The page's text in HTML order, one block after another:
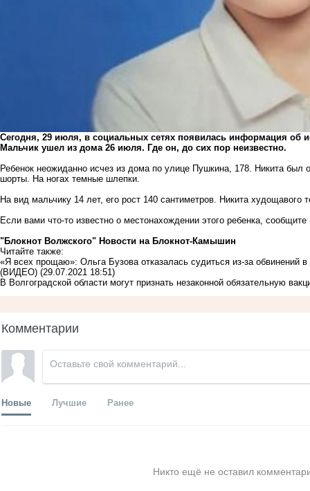
Сегодня, 29 июля, в социальных сетях появилась информация об
Мальчик ушел из дома 26 июля. Где он, до сих пор неизвестно.
Ребенок неожиданно исчез из дома по улице Пушкина, 178. Никита
шорты. На ногах темные шлепки.
На вид мальчику 14 лет, его рост 140 сантиметров. Никита
Если вами что-то известно о местонахождении этого ребенка,
"Блокнот Волжского" Новости на Блoкнoт-Камышин
Читайте также:
«Я всех прощаю»: Ольга Бузова отказалась судиться из-за обвинений
(ВИДЕО) (29.07.2021 18:51)
В Волгоградской области могут признать незаконной обязательную
Комментарии
Новые Лучшие Ранее
Никто ещё не оставил